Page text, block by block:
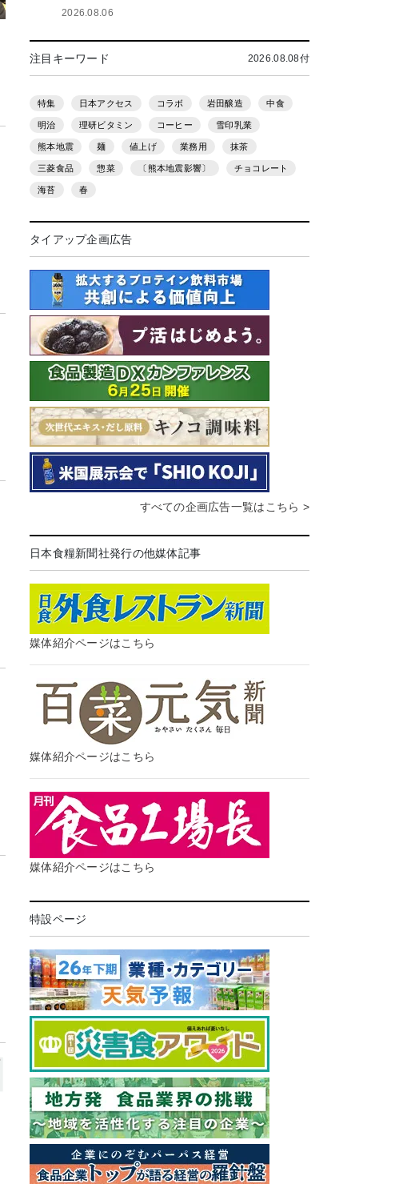
2026.08.06
注目キーワード 2026.08.08付
特集 日本アクセス コラボ 岩田醸造 中食
明治 理研ビタミン コーヒー 雪印乳業
熊本地震 麺 値上げ 業務用 抹茶
三菱食品 惣菜 〔熊本地震影響〕 チョコレート
海苔 春
タイアップ企画広告
すべての企画広告一覧はこちら >
日本食糧新聞社発行の他媒体記事
媒体紹介ページはこちら
媒体紹介ページはこちら
媒体紹介ページはこちら
特設ページ